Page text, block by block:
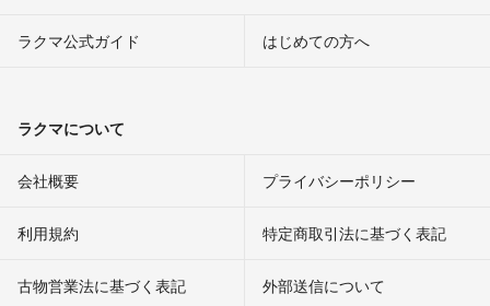
ラクマ公式ガイド はじめての方へ
ラクマについて
会社概要 プライバシーポリシー
利用規約 特定商取引法に基づく表記
古物営業法に基づく表記 外部送信について